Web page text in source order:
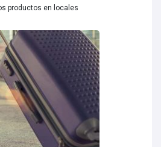
productos en locales